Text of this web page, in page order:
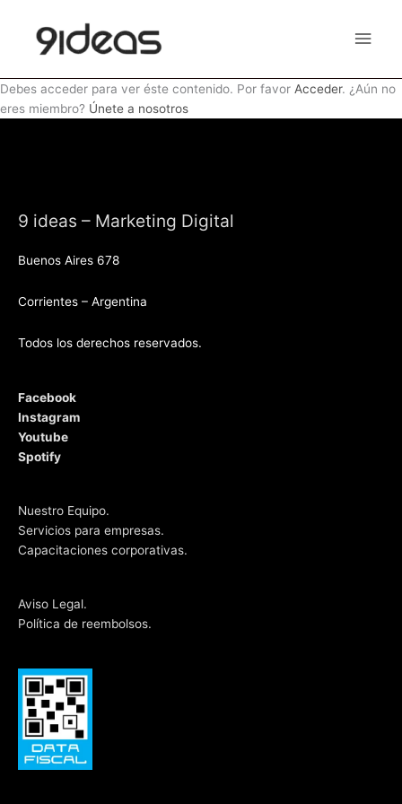
contenido
Debes acceder para ver éste contenido. Por favor Acceder. ¿Aún no
eres miembro? Únete a nosotros
9 ideas – Marketing Digital
Buenos Aires 678
Corrientes – Argentina
Todos los derechos reservados.
Facebook
Instagram
Youtube
Spotify
Nuestro Equipo.
Servicios para empresas.
Capacitaciones corporativas.
Aviso Legal.
Política de reembolsos.